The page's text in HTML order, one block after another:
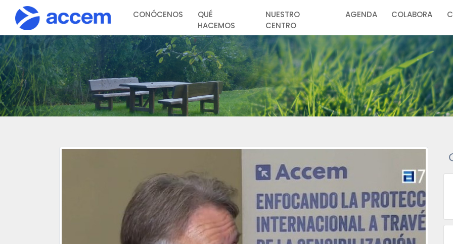
CONÓCENOS
QUÉ
HACEMOS
NUESTRO
CENTRO
AGENDA COLABORA